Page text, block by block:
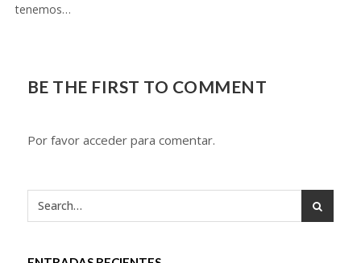
tenemos…
BE THE FIRST TO COMMENT
Por favor acceder para comentar.